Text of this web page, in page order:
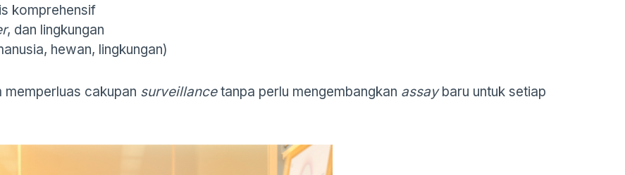
komprehensif
, dan lingkungan
hewan, lingkungan)
memperluas cakupan surveillancetanpa perlu mengembangkan assaybaru untuk setiap